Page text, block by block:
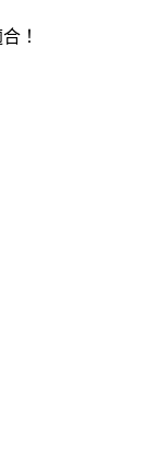
！